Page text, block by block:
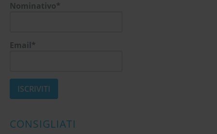
Nominativo*
Email*
CONSIGLIATI